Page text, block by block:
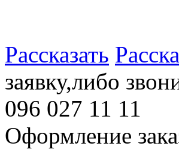
Рассказать
заявку,либо
096 027 11 11
Оформление